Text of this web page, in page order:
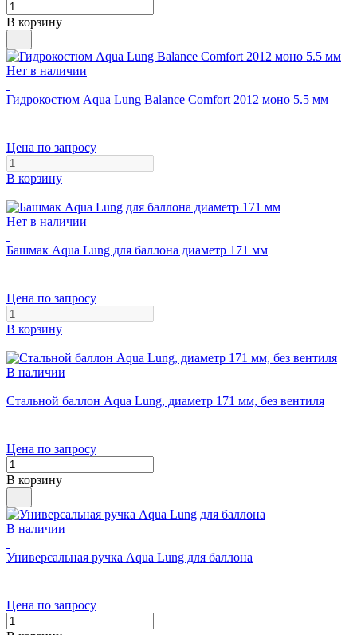
В корзину
Нет в наличии
Гидрокостюм Aqua Lung Balance Comfort 2012 моно 5.5 мм
Цена по запросу
В корзину
Нет в наличии
Башмак Aqua Lung для баллона диаметр 171 мм
Цена по запросу
В корзину
В наличии
Стальной баллон Aqua Lung, диаметр 171 мм, без вентиля
Цена по запросу
В корзину
В наличии
Универсальная ручка Aqua Lung для баллона
Цена по запросу